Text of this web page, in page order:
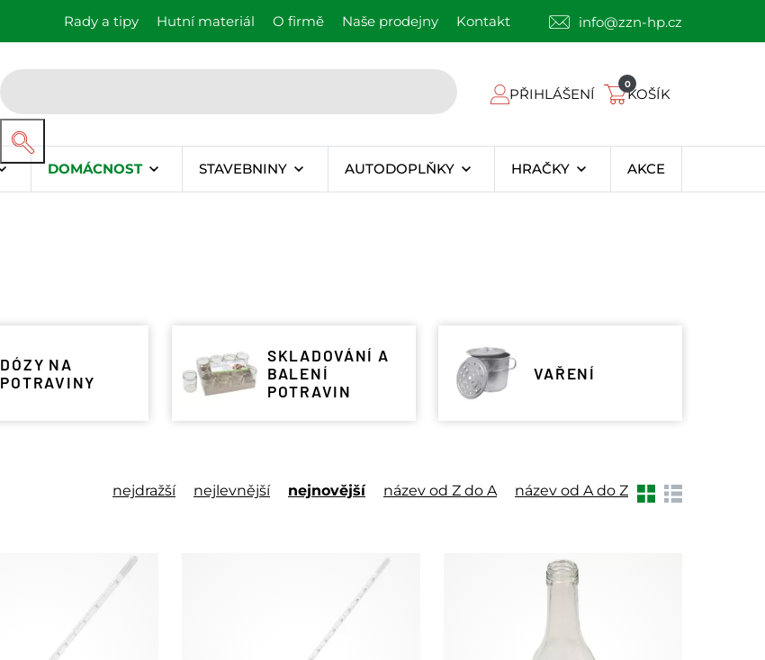
Rady a tipy Hutní materiál O firmě Naše prodejny Kontakt info@zzn-hp.cz
PŘIHLÁŠENÍ
0
KOŠÍK
DOMÁCNOST STAVEBNINY AUTODOPLŇKY HRAČKY AKCE
DÓZY NA
POTRAVINY
SKLADOVÁNÍ A
BALENÍ
POTRAVIN
VAŘENÍ
nejdražší nejlevnější nejnovější název od Z do A název od A do Z